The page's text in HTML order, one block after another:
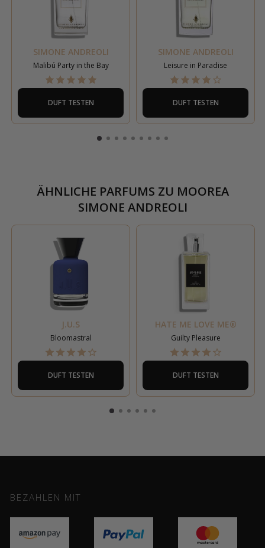
SIMONE ANDREOLI
Malibú Party in the Bay
DUFT TESTEN
SIMONE ANDREOLI
Leisure in Paradise
DUFT TESTEN
ÄHNLICHE PARFUMS ZU MOOREA
SIMONE ANDREOLI
J.U.S
Bloomastral
DUFT TESTEN
HATE ME LOVE ME®
Guilty Pleasure
DUFT TESTEN
BEZAHLEN MIT